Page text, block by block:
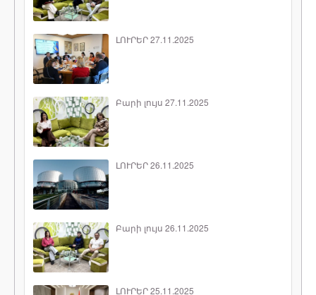
ԼՈՒՐԵՐ 27.11.2025
Բարի լույս 27.11.2025
ԼՈՒՐԵՐ 26.11.2025
Բարի լույս 26.11.2025
ԼՈՒՐԵՐ 25.11.2025